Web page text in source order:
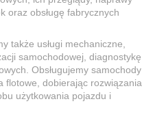
oraz obsługę fabrycznych
także usługi mechaniczne,
samochodowej, diagnostykę
Obsługujemy samochody
flotowe, dobierając rozwiązania
użytkowania pojazdu i